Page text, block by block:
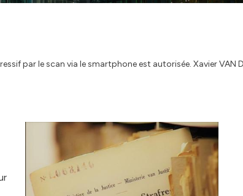
par le scan via le smartphone est autorisée. Xavier VAN